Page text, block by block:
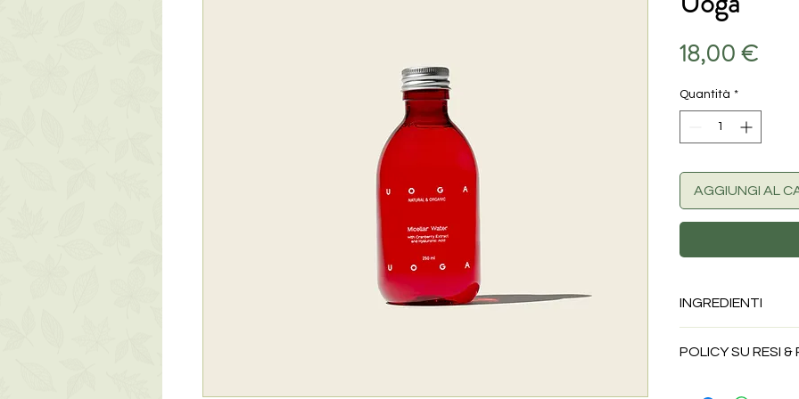
18,00 €
Quantità *
AGGIUNGI AL
INGREDIENTI
(rosa)*, glicerina,
POLICY SU RESI &